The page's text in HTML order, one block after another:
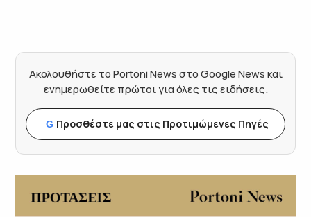
Ακολουθήστε το Portoni News στο Google News και
ενημερωθείτε πρώτοι για όλες τις ειδήσεις.
G Προσθέστε μας στις Προτιμώμενες Πηγές